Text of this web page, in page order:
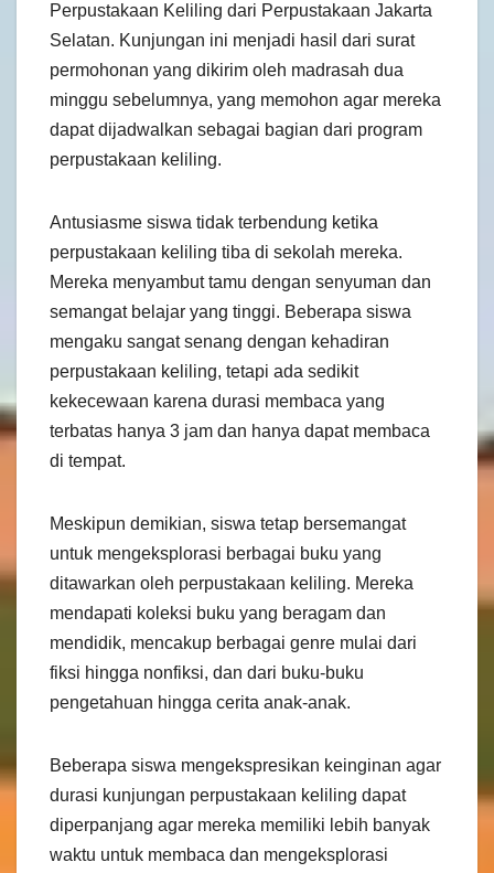
Perpustakaan Keliling dari Perpustakaan Jakarta
Selatan. Kunjungan ini menjadi hasil dari surat
permohonan yang dikirim oleh madrasah dua
minggu sebelumnya, yang memohon agar mereka
dapat dijadwalkan sebagai bagian dari program
perpustakaan keliling.
Antusiasme siswa tidak terbendung ketika
perpustakaan keliling tiba di sekolah mereka.
Mereka menyambut tamu dengan senyuman dan
semangat belajar yang tinggi. Beberapa siswa
mengaku sangat senang dengan kehadiran
perpustakaan keliling, tetapi ada sedikit
kekecewaan karena durasi membaca yang
terbatas hanya 3 jam dan hanya dapat membaca
di tempat.
Meskipun demikian, siswa tetap bersemangat
untuk mengeksplorasi berbagai buku yang
ditawarkan oleh perpustakaan keliling. Mereka
mendapati koleksi buku yang beragam dan
mendidik, mencakup berbagai genre mulai dari
fiksi hingga nonfiksi, dan dari buku-buku
pengetahuan hingga cerita anak-anak.
Beberapa siswa mengekspresikan keinginan agar
durasi kunjungan perpustakaan keliling dapat
diperpanjang agar mereka memiliki lebih banyak
waktu untuk membaca dan mengeksplorasi